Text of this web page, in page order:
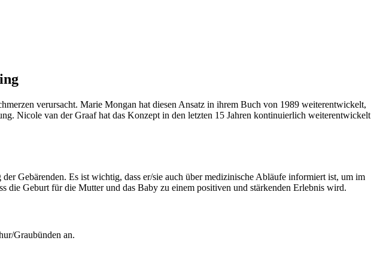
verursacht. Marie Mongan hat diesen Ansatz in ihrem Buch von 1989 weiterentwickelt,
Nicole van der Graaf hat das Konzept in den letzten 15 Jahren kontinuierlich weiterentwickelt
Gebärenden. Es ist wichtig, dass er/sie auch über medizinische Abläufe informiert ist, um im
die Geburt für die Mutter und das Baby zu einem positiven und stärkenden Erlebnis wird.
Graubünden an.